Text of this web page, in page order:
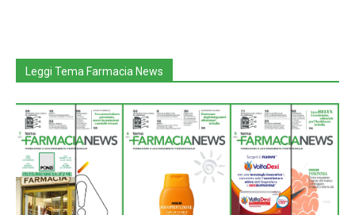
Leggi Tema Farmacia News